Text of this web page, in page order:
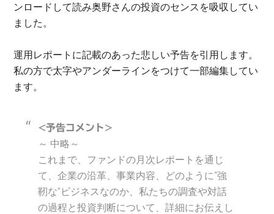
ンロードして読み奥野さんの投資のセンスを吸収してい
ました。
運用レポートに記載のあった悲しい予告を引用します。
私の方で太字やアンダーラインをつけて一部編集してい
ます。
<予告コメント>
～ 中略～
これまで、ファンドの月次レポートを通じ
て、企業の沿革、事業内容、どのように“強
靭な”ビジネスなのか、私たちの調査や対話
の過程と投資判断について、詳細にお伝えし